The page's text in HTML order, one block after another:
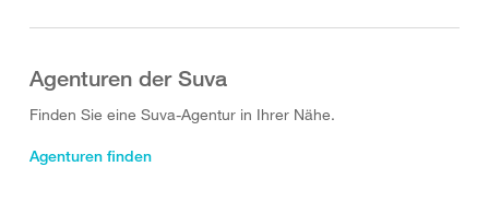
Agenturen der Suva
Finden Sie eine Suva-Agentur in Ihrer Nähe.
Agenturen finden